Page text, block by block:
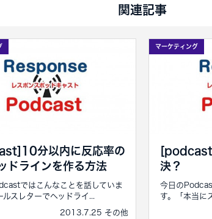
関連記事
分以内に反応率の
ドラインを作る方法
ではこんなことを話していま
ルスレターでヘッドライ...
2013.7.25 その他
マーケティング
決？
今日の
す。「本当に